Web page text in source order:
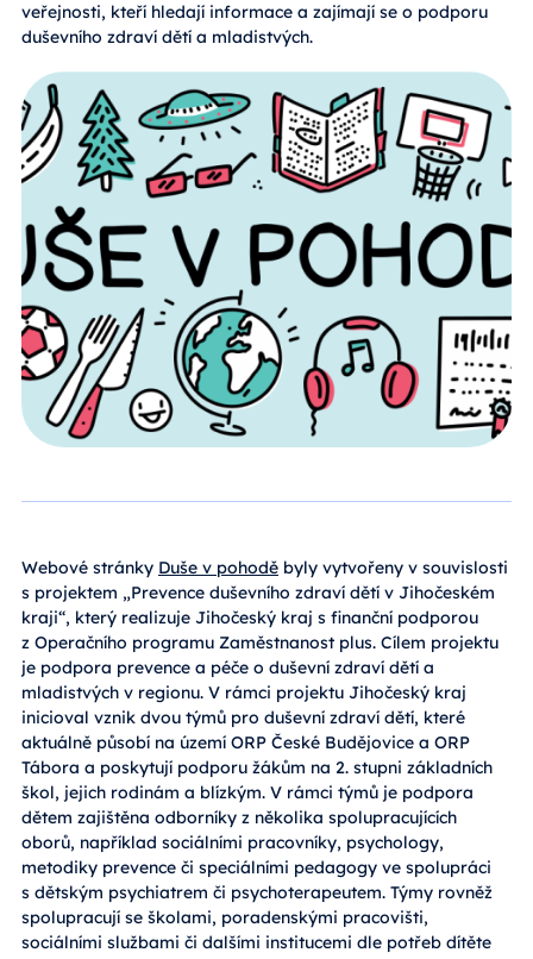
veřejnosti, kteří hledají informace a zajímají se o podporu
duševního zdraví dětí a mladistvých.
Webové stránky Duše v pohodě byly vytvořeny v souvislosti
s projektem „Prevence duševního zdraví dětí v Jihočeském
kraji“, který realizuje Jihočeský kraj s finanční podporou
z Operačního programu Zaměstnanost plus. Cílem projektu
je podpora prevence a péče o duševní zdraví dětí a
mladistvých v regionu. V rámci projektu Jihočeský kraj
inicioval vznik dvou týmů pro duševní zdraví dětí, které
aktuálně působí na území ORP České Budějovice a ORP
Tábora a poskytují podporu žákům na 2. stupni základních
škol, jejich rodinám a blízkým. V rámci týmů je podpora
dětem zajištěna odborníky z několika spolupracujících
oborů, například sociálními pracovníky, psychology,
metodiky prevence či speciálními pedagogy ve spolupráci
s dětským psychiatrem či psychoterapeutem. Týmy rovněž
spolupracují se školami, poradenskými pracovišti,
sociálními službami či dalšími institucemi dle potřeb dítěte